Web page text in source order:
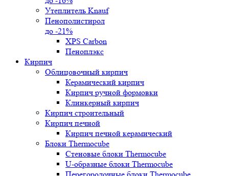
Утеплитель Knauf
Пенополистирол
до -21%
XPS Carbon
Пеноплэкс
Кирпич
Облицовочный кирпич
Керамический кирпич
Кирпич ручной формовки
Клинкерный кирпич
Кирпич строительный
Кирпич печной
Кирпич печной керамический
Блоки Thermocube
Стеновые блоки Thermocube
U-образные блоки Thermocube